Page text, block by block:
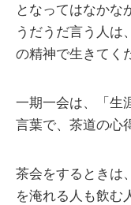
となってはなかな
うだうだ言う人は
の精神で生きてく
一期一会は、「生
言葉で、茶道の心
茶会をするときは
を淹れる人も飲む